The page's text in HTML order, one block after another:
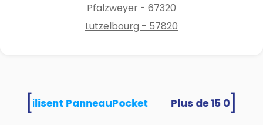
Pfalzweyer - 67320
Lutzelbourg - 57820
utilisent PanneauPocket